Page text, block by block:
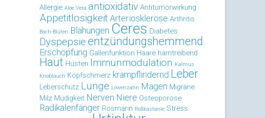
Allergie Aloe Vera antioxidativ Antitumorwirkung
AppetitlosigkeitArteriosklerose Arthritis
Bach-Blüten Blähungen Ceres Diabetes
Dyspepsie entzündungshemmend
Erschöpfung Gallenfunktion Haare harntreibend
Haut Husten Immunmodulation Kalmus
Knoblauch Kopfschmerz krampflindernd Leber
Leberschutz Lunge Löwenzahn Magen Migräne
Milz Müdigkeit Nerven Niere Osteoporose
Radikalenfänger Rosmarin Roßkastanie Stress